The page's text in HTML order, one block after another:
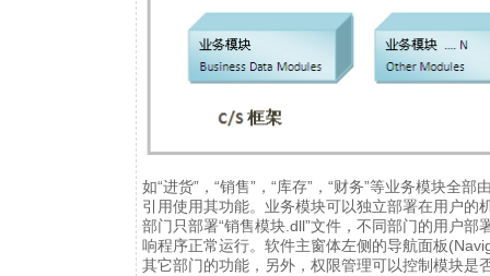
如“进货”，“销售”，“库存”，“财务”等业务模块全
引用使用其功能。业务模块可以独立部署在用户的
部门只部署“销售模块.dll”文件，不同部门的用户
响程序正常运行。软件主窗体左侧的导航面板
其它部门的功能，另外，权限管理可以控制模块是